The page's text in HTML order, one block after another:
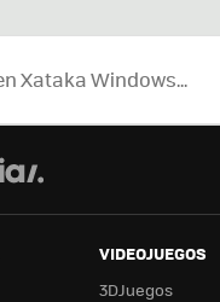
VIDEOJUEGOS
3DJuegos